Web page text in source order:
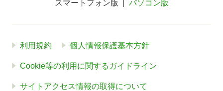
スマートフォン版 パソコン版
利用規約 個人情報保護基本方針
Cookie等の利用に関するガイドライン
サイトアクセス情報の取得について